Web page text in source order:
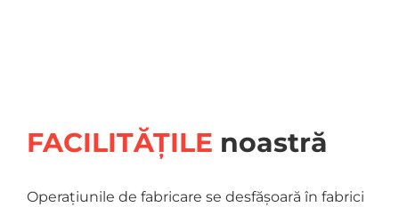
FACILITĂȚILE noastră
Operațiunile de fabricare se desfășoară în fabrici